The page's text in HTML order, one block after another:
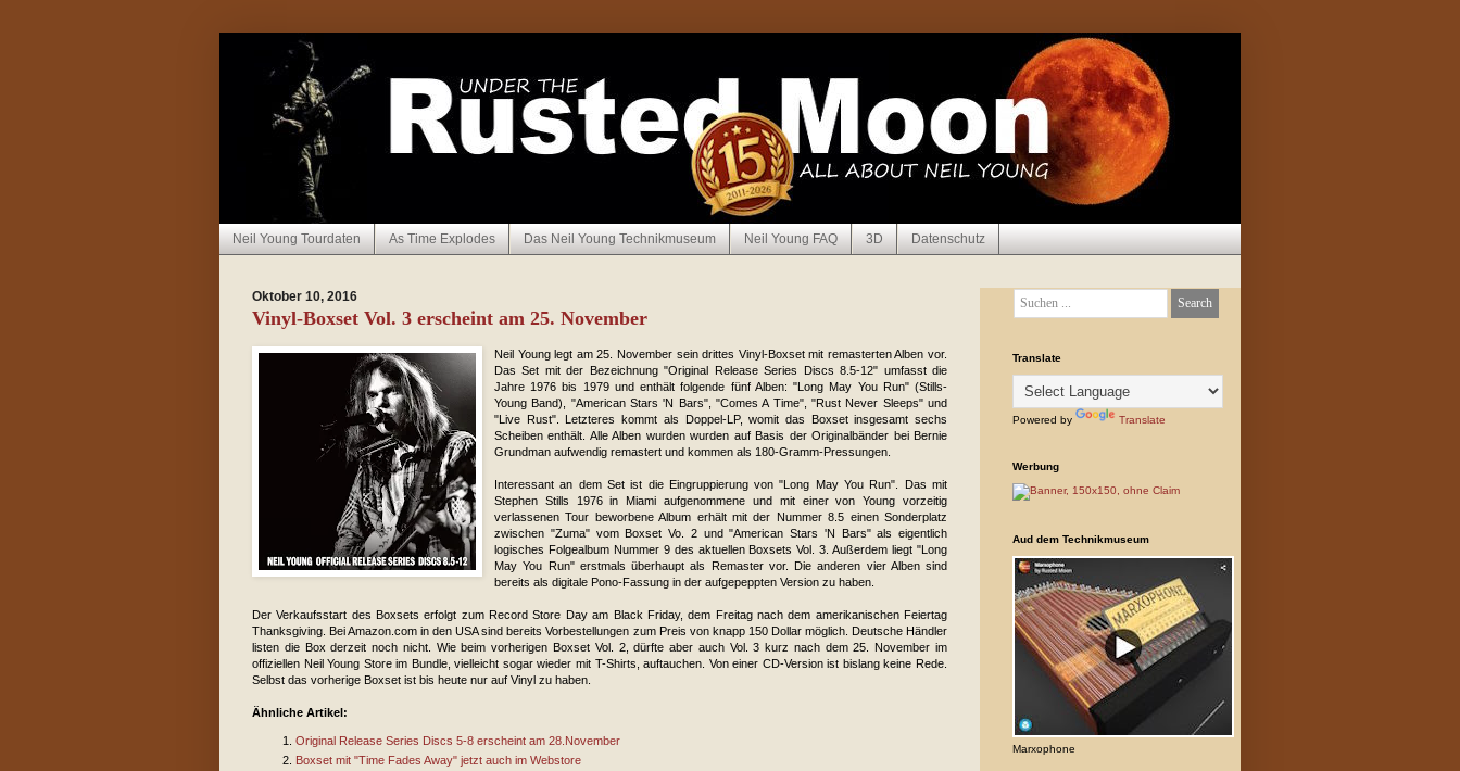
Neil Young Tourdaten As Time Explodes Das Neil Young Technikmuseum Neil Young FAQ 3D Datenschutz
Oktober 10, 2016
Vinyl-Boxset Vol. 3 erscheint am 25. November
Neil Young legt am 25. November sein drittes Vinyl-Boxset mit remasterten Alben vor.
Das Set mit der Bezeichnung "Original Release Series Discs 8.5-12" umfasst die
Jahre 1976 bis 1979 und enthält folgende fünf Alben: "Long May You Run" (Stills-
Young Band), "American Stars 'N Bars", "Comes A Time", "Rust Never Sleeps" und
"Live Rust". Letzteres kommt als Doppel-LP, womit das Boxset insgesamt sechs
Scheiben enthält. Alle Alben wurden wurden auf Basis der Originalbänder bei Bernie
Grundman aufwendig remastert und kommen als 180-Gramm-Pressungen.
Interessant an dem Set ist die Eingruppierung von "Long May You Run". Das mit
Stephen Stills 1976 in Miami aufgenommene und mit einer von Young vorzeitig
verlassenen Tour beworbene Album erhält mit der Nummer 8.5 einen Sonderplatz
zwischen "Zuma" vom Boxset Vo. 2 und "American Stars 'N Bars" als eigentlich
logisches Folgealbum Nummer 9 des aktuellen Boxsets Vol. 3. Außerdem liegt "Long
May You Run" erstmals überhaupt als Remaster vor. Die anderen vier Alben sind
bereits als digitale Pono-Fassung in der aufgepeppten Version zu haben.
Der Verkaufsstart des Boxsets erfolgt zum Record Store Day am Black Friday, dem Freitag nach dem amerikanischen Feiertag
Thanksgiving. Bei Amazon.com in den USA sind bereits Vorbestellungen zum Preis von knapp 150 Dollar möglich. Deutsche Händler
listen die Box derzeit noch nicht. Wie beim vorherigen Boxset Vol. 2, dürfte aber auch Vol. 3 kurz nach dem 25. November im
offiziellen Neil Young Store im Bundle, vielleicht sogar wieder mit T-Shirts, auftauchen. Von einer CD-Version ist bislang keine Rede.
Selbst das vorherige Boxset ist bis heute nur auf Vinyl zu haben.
Ähnliche Artikel:
Original Release Series Discs 5-8 erscheint am 28.November
Boxset mit "Time Fades Away" jetzt auch im Webstore
Translate
Powered by Translate
Werbung
Aud dem Technikmuseum
Marxophone